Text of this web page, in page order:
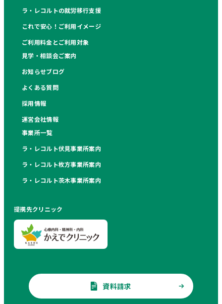
ラ・レコルトの就労移行支援
これで安心！ご利用イメージ
ご利用料金とご利用対象
見学・相談会ご案内
お知らせブログ
よくある質問
採用情報
運営会社情報
事業所一覧
ラ・レコルト伏見事業所案内
ラ・レコルト枚方事業所案内
ラ・レコルト茨木事業所案内
提携先クリニック
資料請求